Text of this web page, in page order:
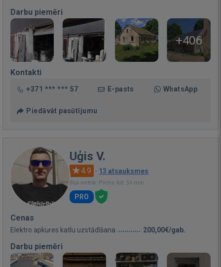
Darbu piemēri
+406
Kontakti
+371 *** *** 57 E-pasts WhatsApp
Piedāvāt pasūtījumu
Uģis V.
4.9 · 13 atsauksmes
Bija vietnē: Pirms 4st. 51 min.
PRO
Cenas
Elektro apkures katlu uzstādīšana 200,00€/gab.
Darbu piemēri